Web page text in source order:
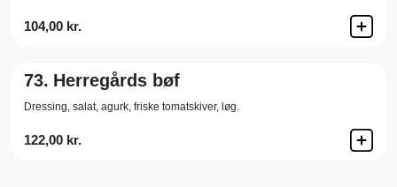
104,00 kr.
73. Herregårds bøf
Dressing, salat, agurk, friske tomatskiver, løg.
122,00 kr.